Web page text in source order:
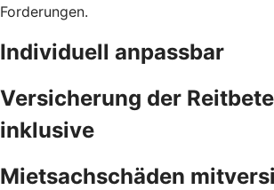
Forderungen.
Individuell anpassbar
Versicherung der
inklusive
Mietsachschäden